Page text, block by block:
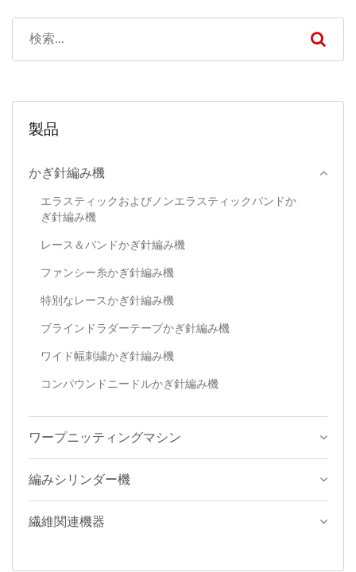
製品
かぎ針編み機
エラスティックおよびノンエラスティックバンドか
ぎ針編み機
レース＆バンドかぎ針編み機
ファンシー糸かぎ針編み機
特別なレースかぎ針編み機
ブラインドラダーテープかぎ針編み機
ワイド幅刺繍かぎ針編み機
コンパウンドニードルかぎ針編み機
ワープニッティングマシン
編みシリンダー機
繊維関連機器